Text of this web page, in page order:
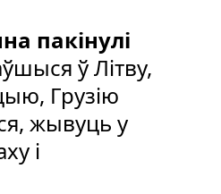
пакінулі
ў Літву,
Грузію
жывуць у
і